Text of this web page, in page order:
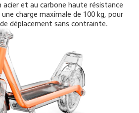
acier et au carbone haute résistance
charge maximale de 100 kg, pour
déplacement sans contrainte.